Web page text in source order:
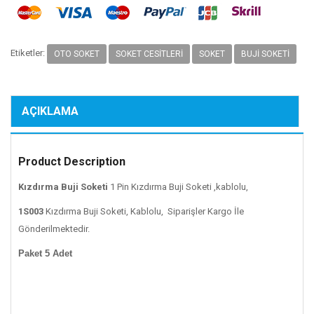
Etiketler: OTO SOKET SOKET CESITLERI SOKET BUJI SOKETI
AÇIKLAMA
Product Description
Kızdırma Buji Soketi 1 Pin Kızdırma Buji Soketi ,kablolu,
1S003 Kızdırma Buji Soketi, Kablolu, Siparişler Kargo İle
Gönderilmektedir.
Paket 5 Adet